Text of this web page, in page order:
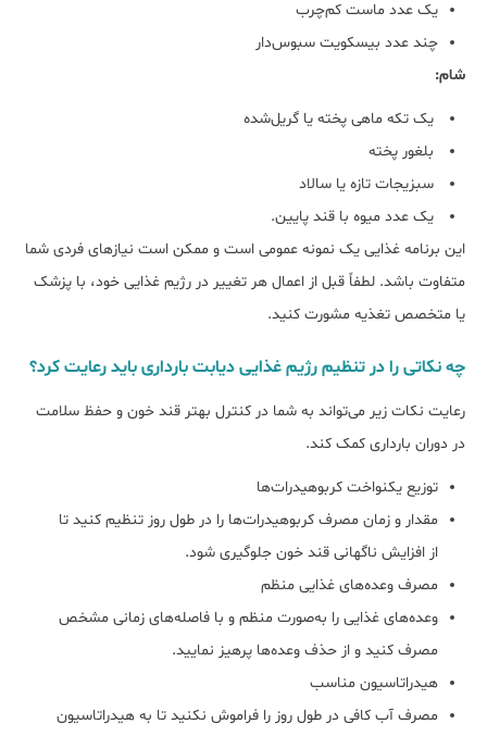
یک عدد ماست کم‌چرب
چند عدد بیسکویت سبوس‌دار
شام:
یک تکه ماهی پخته یا گریل‌شده
بلغور پخته
سبزیجات تازه یا سالاد
یک عدد میوه با قند پایین.
این برنامه غذایی یک نمونه عمومی است و ممکن است نیازهای فردی شما
متفاوت باشد. لطفاً قبل از اعمال هر تغییر در رژیم غذایی خود، با پزشک
یا متخصص تغذیه مشورت کنید.
ﭼﻪ ﻧﮑﺎﺗﯽ را در تنظیم رژﯾﻢ ﻏﺬایی دﯾﺎﺑﺖ ﺑﺎرداری ﺑﺎﯾﺪ رﻋﺎﯾﺖ کرد؟
رعایت نکات زیر می‌تواند به شما در کنترل بهتر قند خون و حفظ سلامت
در دوران بارداری کمک کند.
توزیع یکنواخت کربوهیدرات‌ها
مقدار و زمان مصرف کربوهیدرات‌ها را در طول روز تنظیم کنید تا
از افزایش ناگهانی قند خون جلوگیری شود.
مصرف وعده‌های غذایی منظم
وعده‌های غذایی را به‌صورت منظم و با فاصله‌های زمانی مشخص
مصرف کنید و از حذف وعده‌ها پرهیز نمایید.
هیدراتاسیون مناسب
مصرف آب کافی در طول روز را فراموش نکنید تا به هیدراتاسیون